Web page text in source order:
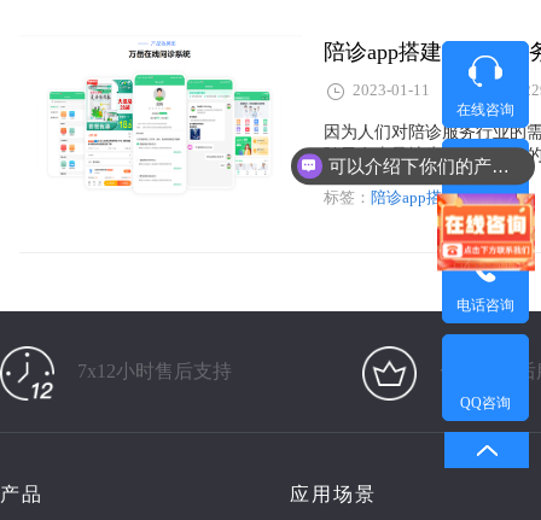
陪诊app搭建，陪诊服
2023-01-11
因为人们对陪诊服务行业的
随子女去异地生活养老就医
轻人，家人无法陪伴，独立
及，陪诊app的出现，刚好
捷下单流程简单明了，同时
标签： 陪诊app搭建
在线咨询
微信咨询
电话咨询
QQ咨询
7x12小时售后支持 一对一售后
产品 应用场景
可以介绍下你们的产品么？